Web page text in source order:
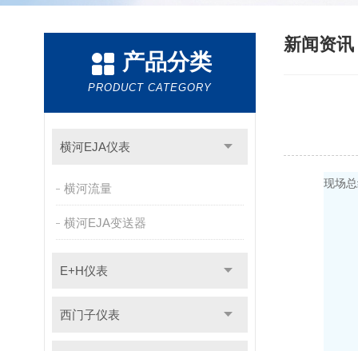
产品分类
PRODUCT CATEGORY
横河EJA仪表
横河流量
横河EJA变送器
E+H仪表
西门子仪表
新闻资讯
现场